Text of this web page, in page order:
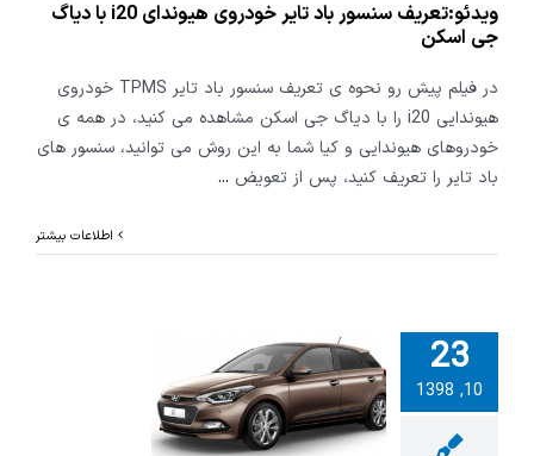
ویدئو:تعریف سنسور باد تایر خودروی هیوندای i20 با دیاگ
جی اسکن
در فیلم پیش رو نحوه ی تعریف سنسور باد تایر TPMS خودروی
هیوندایی i20 را با دیاگ جی اسکن مشاهده می کنید، در همه ی
خودروهای هیوندایی و کیا شما به این روش می توانید، سنسور های
باد تایر را تعریف کنید، پس از تعویض ...
اطلاعات بیشتر
23
10, 1398
سرویس
دوره ای هیوندای i20
از دیاگ